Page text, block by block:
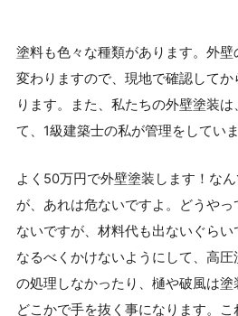
塗料も色々な種類があります。外
変わりますので、現地で確認して
ります。また、私たちの外壁塗装
て、1級建築士の私が管理をしてい
よく50万円で外壁塗装します！な
が、あれは危ないですよ。どうや
ないですが、材料代も出ないぐら
なるべくかけないようにして、高
の処理しなかったり、樋や破風は塗
どこかで手を抜く事になります。